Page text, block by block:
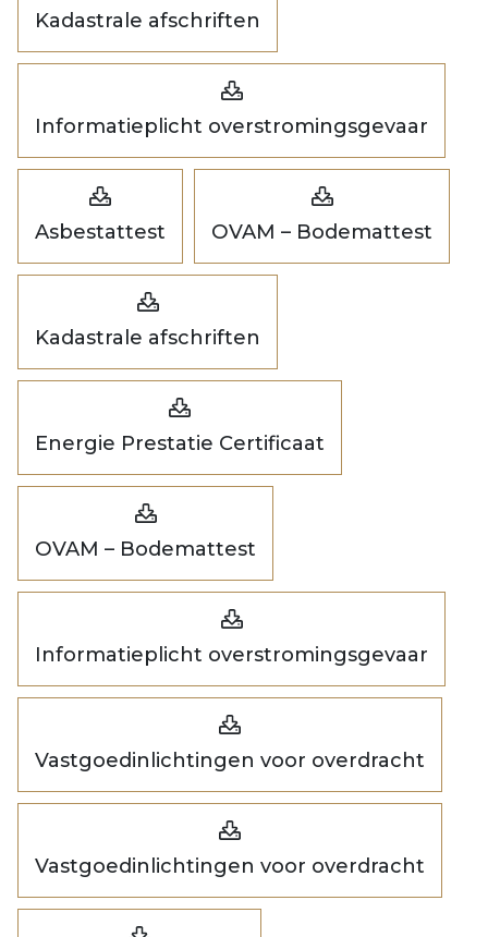
Kadastrale afschriften
Informatieplicht overstromingsgevaar
Asbestattest OVAM – Bodemattest
Kadastrale afschriften
Energie Prestatie Certificaat
OVAM – Bodemattest
Informatieplicht overstromingsgevaar
Vastgoedinlichtingen voor overdracht
Vastgoedinlichtingen voor overdracht